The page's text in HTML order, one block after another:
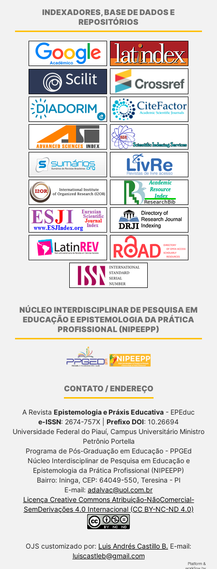
INDEXADORES, BASE DE DADOS E
REPOSITÓRIOS
NÚCLEO INTERDISCIPLINAR DE PESQUISA EM
EDUCAÇÃO E EPISTEMOLOGIA DA PRÁTICA
PROFISSIONAL (NIPEEPP)
CONTATO / ENDEREÇO
A Revista Epistemologia e Práxis Educativa - EPEduc
e-ISSN: 2674-757X | Prefixo DOI: 10.26694
Universidade Federal do Piauí, Campus Universitário Ministro
Petrônio Portella
Programa de Pós-Graduação em Educação - PPGEd
Núcleo Interdisciplinar de Pesquisa em Educação e
Epistemologia da Prática Profissional (NIPEEPP)
Bairro: Ininga, CEP: 64049-550, Teresina - PI
E-mail: adalvac@uol.com.br
Licença Creative Commons Atribuição-NãoComercial-
SemDerivações 4.0 Internacional (CC BY-NC-ND 4.0)
OJS customizado por: Luis Andrés Castillo B. E-mail:
luiscastleb@gmail.com